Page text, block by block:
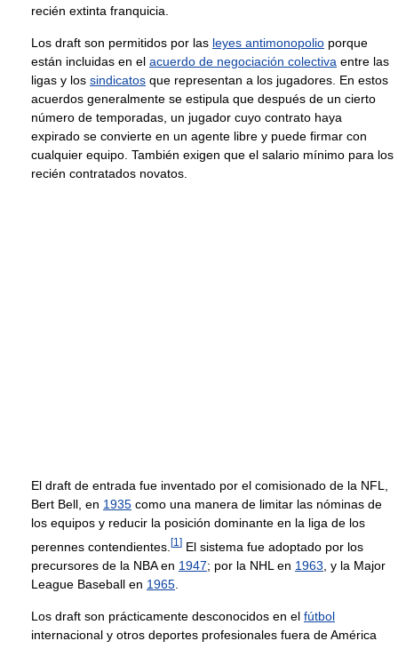
recién extinta franquicia.
Los draft son permitidos por las leyes antimonopolio porque
están incluidas en el acuerdo de negociación colectiva entre las
ligas y los sindicatos que representan a los jugadores. En estos
acuerdos generalmente se estipula que después de un cierto
número de temporadas, un jugador cuyo contrato haya
expirado se convierte en un agente libre y puede firmar con
cualquier equipo. También exigen que el salario mínimo para los
recién contratados novatos.
El draft de entrada fue inventado por el comisionado de la NFL,
Bert Bell, en 1935 como una manera de limitar las nóminas de
los equipos y reducir la posición dominante en la liga de los
perennes contendientes. [1 ] El sistema fue adoptado por los
precursores de la NBA en 1947; por la NHL en 1963 , y la Major
League Baseball en 1965
Los draft son prácticamente desconocidos en el fútbol
internacional y otros deportes profesionales fuera de América